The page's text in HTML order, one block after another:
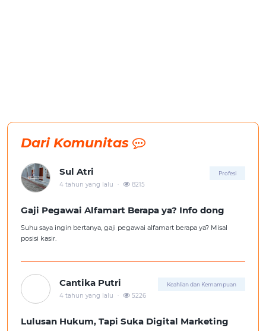
Dari Komunitas
Sul Atri Profesi
4 tahun yang lalu . 8215
Gaji Pegawai Alfamart Berapa ya? Info dong
Suhu saya ingin bertanya, gaji pegawai alfamart berapa ya? Misal
posisi kasir.
Cantika Putri Keahlian dan Kemampuan
4 tahun yang lalu . 5226
Lulusan Hukum, Tapi Suka Digital Marketing